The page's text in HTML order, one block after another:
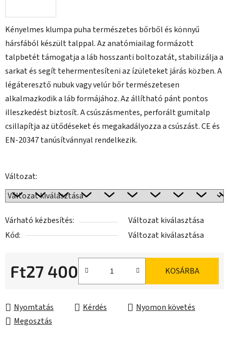
Kényelmes klumpa puha természetes bőrből és könnyű
hársfából készült talppal. Az anatómiailag formázott
talpbetét támogatja a láb hosszanti boltozatát, stabilizálja a
sarkat és segít tehermentesíteni az ízületeket járás közben. A
légáteresztő nubuk vagy velúr bőr természetesen
alkalmazkodik a láb formájához. Az állítható pánt pontos
illeszkedést biztosít. A csúszásmentes, perforált gumitalp
csillapítja az ütődéseket és megakadályozza a csúszást. CE és
EN-20347 tanúsítvánnyal rendelkezik.
Változat:
Várható kézbesítés:
Változat kiválasztása
Kód:
Változat kiválasztása
Ft27 400 KOSÁRBA
Nyomtatás Kérdés
Nyomon követés
Megosztás